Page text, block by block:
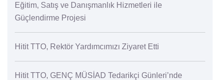
Eğitim, Satış ve Danışmanlık Hizmetleri ile
Güçlendirme Projesi
Hitit TTO, Rektör Yardımcımızı Ziyaret Etti
Hitit TTO, GENÇ MÜSİAD Tedarikçi Günleri’nde